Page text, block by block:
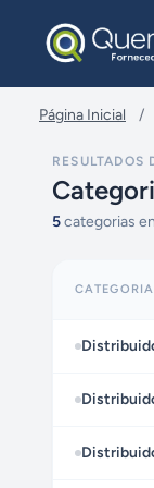
Página Inicial /
RESULTADOS
5categorias
CATEGORIA